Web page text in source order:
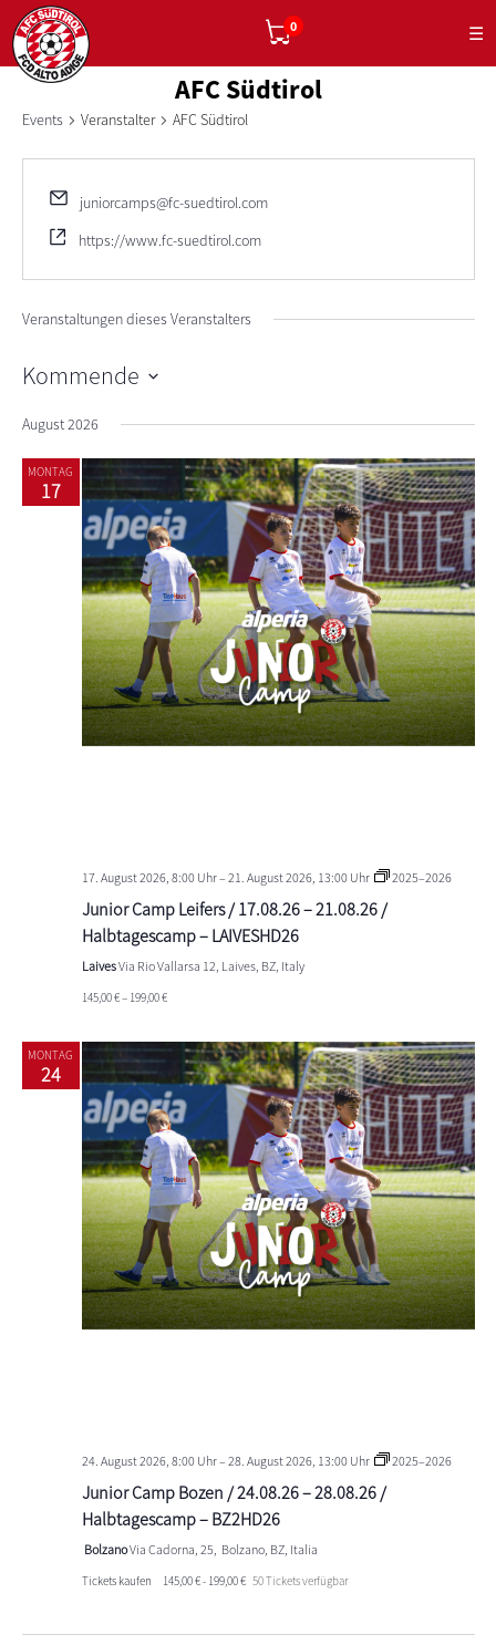
0 ☰
AFC Südtirol
Events Veranstalter AFC Südtirol
juniorcamps@fc-suedtirol.com
https://www.fc-suedtirol.com
Veranstaltungen dieses Veranstalters
Kommende
das
aus.
August 2026
MONTAG
17
17. August 2026, 8:00 Uhr–21. August 2026, 13:00 Uhr 2025–2026
Junior Camp Leifers / 17.08.26 – 21.08.26 /
Halbtagescamp – LAIVESHD26
LaivesVia Rio Vallarsa 12, Laives, BZ, Italy
145,00 € – 199,00 €
MONTAG
24
24. August 2026, 8:00 Uhr–28. August 2026, 13:00 Uhr 2025–2026
Junior Camp Bozen / 24.08.26 – 28.08.26 /
Halbtagescamp – BZ2HD26
BolzanoVia Cadorna, 25, Bolzano, BZ, Italia
Tickets kaufen 145,00 € - 199,00 € 50 Tickets verfügbar